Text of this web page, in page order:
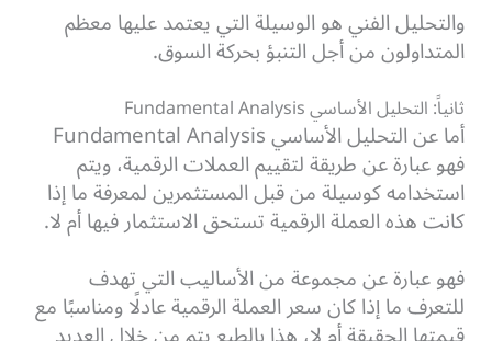
والتحليل الفني هو الوسيلة التي يعتمد عليها معظم
المتداولون من أجل التنبؤ بحركة السوق.
ثانياً: التحليل الأساسي Fundamental Analysis
أما عن التحليل الأساسي Fundamental Analysis
فهو عبارة عن طريقة لتقييم العملات الرقمية، ويتم
استخدامه كوسيلة من قبل المستثمرين لمعرفة ما إذا
كانت هذه العملة الرقمية تستحق الاستثمار فيها أم لا.
فهو عبارة عن مجموعة من الأساليب التي تهدف
للتعرف ما إذا كان سعر العملة الرقمية عادلًا ومناسبًا مع